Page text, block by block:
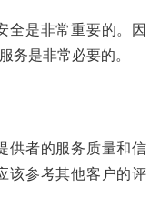
全是非常重要的。因
务是非常必要的。
供者的服务质量和信
该参考其他客户的评